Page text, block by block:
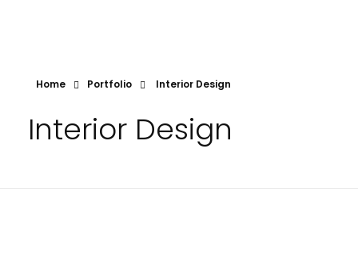
Home Portfolio Interior Design
Interior Design